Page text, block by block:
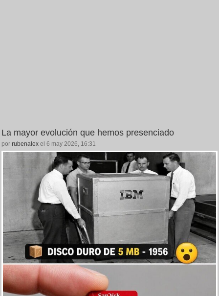
La mayor evolución que hemos presenciado
por rubenalex el 6 may 2026, 16:31